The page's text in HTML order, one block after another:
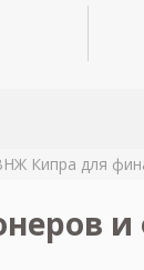
Кипра для